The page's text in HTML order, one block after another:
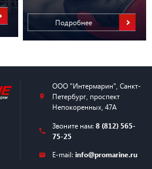
Подробнее
ООО "Интермарин" Санкт-
Петербург, проспект
Непокоренных, 47А
Звоните нам: 8 (812) 565-
75-25
E-mail: info@promarine.ru